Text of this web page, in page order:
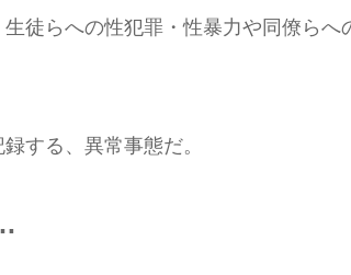
徒らへの性犯罪・性暴力や同僚ら
する、異常事態だ。